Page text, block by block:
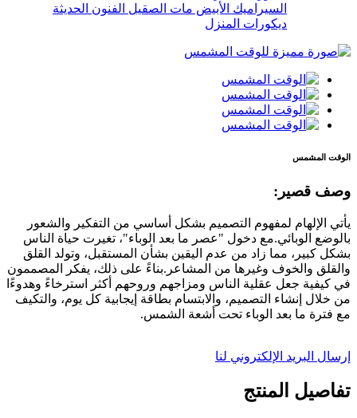
السيراميك الأبيض مات الصقيل الفنون الحديثة
ديكورات المنزل
الوقت المشمس
وصف قصير:
يأتي الإلهام لمفهوم التصميم بشكل أساسي من التفكير والشعور
بالوضع الوبائي.مع دخول "عصر ما بعد الوباء"، تغيرت حياة الناس
بشكل كبير، مما زاد من عدم اليقين بشأن المستقبل، وتولد القلق
والقلق والخوف وغيرها من المشاعر.بناءً على ذلك، يفكر المصممون
في كيفية جعل عقلية الناس ومزاجهم وروحهم أكثر استرخاءً وهدوءًا
من خلال إنشاء التصميم، والابتسام بطاقة إيجابية كل يوم، والتكيف
مع فترة ما بعد الوباء تحت أشعة الشمس.
إرسال البريد الإلكتروني لنا
تفاصيل المنتج